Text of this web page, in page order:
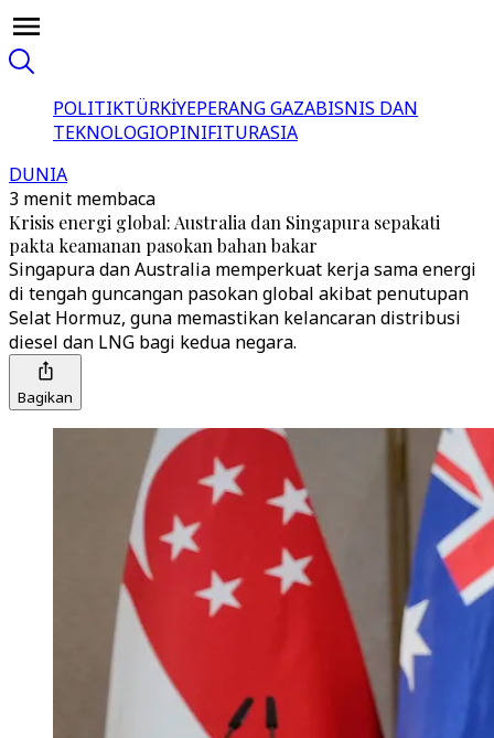
POLITIKTÜRKİYEPERANG GAZABISNIS DAN
TEKNOLOGIOPINIFITURASIA
DUNIA
3 menit membaca
Krisis energi global: Australia dan Singapura sepakati
pakta keamanan pasokan bahan bakar
Singapura dan Australia memperkuat kerja sama energi
di tengah guncangan pasokan global akibat penutupan
Selat Hormuz, guna memastikan kelancaran distribusi
diesel dan LNG bagi kedua negara.
Bagikan